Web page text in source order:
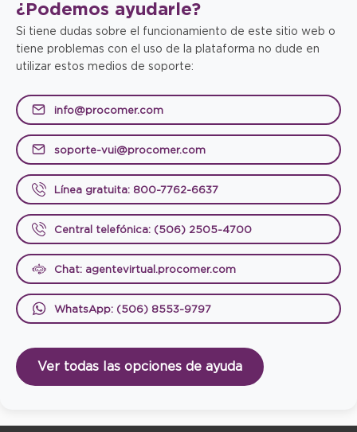
¿Podemos ayudarle?
Si tiene dudas sobre el funcionamiento de este sitio web o
tiene problemas con el uso de la plataforma no dude en
utilizar estos medios de soporte:
info@procomer.com
soporte-vui@procomer.com
Línea gratuita: 800-7762-6637
Central telefónica: (506) 2505-4700
Chat: agentevirtual.procomer.com
WhatsApp: (506) 8553-9797
Ver todas las opciones de ayuda